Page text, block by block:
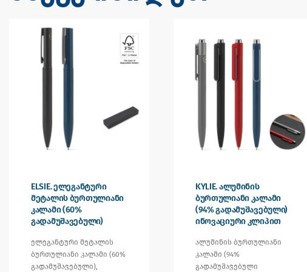
ELSIE. ელეგანტური
მეტალის ბურთულიანი
კალამი (60%
გადამუშავებული)
ელეგანტური მეტალის
ბურთულიანი კალამი (60%
გადამუშავებული),
KYLIE. ალუმინის
ბურთულიანი კალამი
(94% გადამუშავებული)
ინოვაციური კლიპით
ალუმინის ბურთულიანი
კალამი (94%
გადამუშავებული